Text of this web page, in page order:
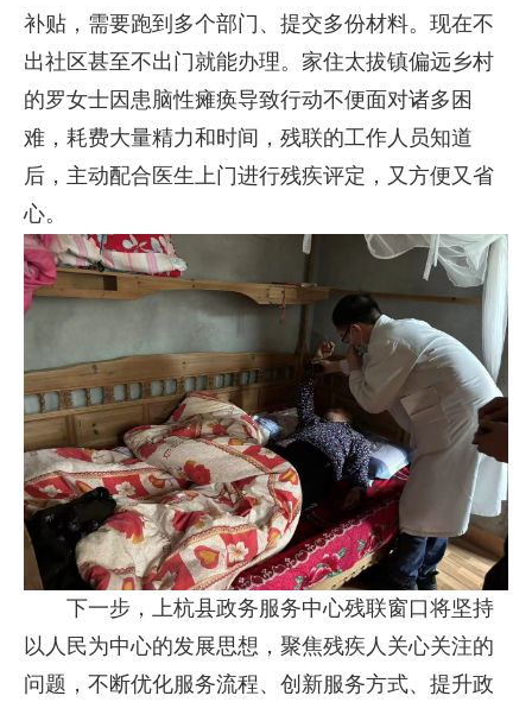
补贴，需要跑到多个部门、提交多份材料。现在不
出社区甚至不出门就能办理。家住太拔镇偏远乡村
的罗女士因患脑性瘫痪导致行动不便面对诸多困
难，耗费大量精力和时间，残联的工作人员知道
后，主动配合医生上门进行残疾评定，又方便又省
心。
下一步，上杭县政务服务中心残联窗口将坚持
以人民为中心的发展思想，聚焦残疾人关心关注的
问题，不断优化服务流程、创新服务方式、提升政